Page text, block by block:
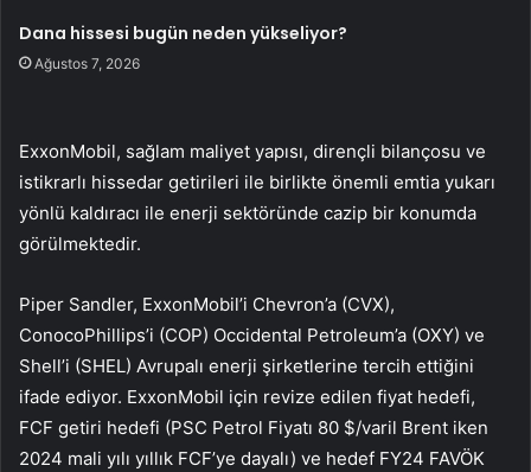
Dana hissesi bugün neden yükseliyor?
Ağustos 7, 2026
ExxonMobil, sağlam maliyet yapısı, dirençli bilançosu ve
istikrarlı hissedar getirileri ile birlikte önemli emtia yukarı
yönlü kaldıracı ile enerji sektöründe cazip bir konumda
görülmektedir.
Piper Sandler, ExxonMobil’i Chevron’a (CVX),
ConocoPhillips’i (COP) Occidental Petroleum’a (OXY) ve
Shell’i (SHEL) Avrupalı enerji şirketlerine tercih ettiğini
ifade ediyor. ExxonMobil için revize edilen fiyat hedefi,
FCF getiri hedefi (PSC Petrol Fiyatı 80 $/varil Brent iken
2024 mali yılı yıllık FCF’ye dayalı) ve hedef FY24 FAVÖK